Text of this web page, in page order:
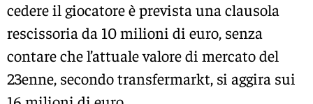
cedere il giocatore è prevista una clausola
rescissoria da 10 milioni di euro, senza
contare che l’attuale valore di mercato del
23enne, secondo transfermarkt, si aggira sui